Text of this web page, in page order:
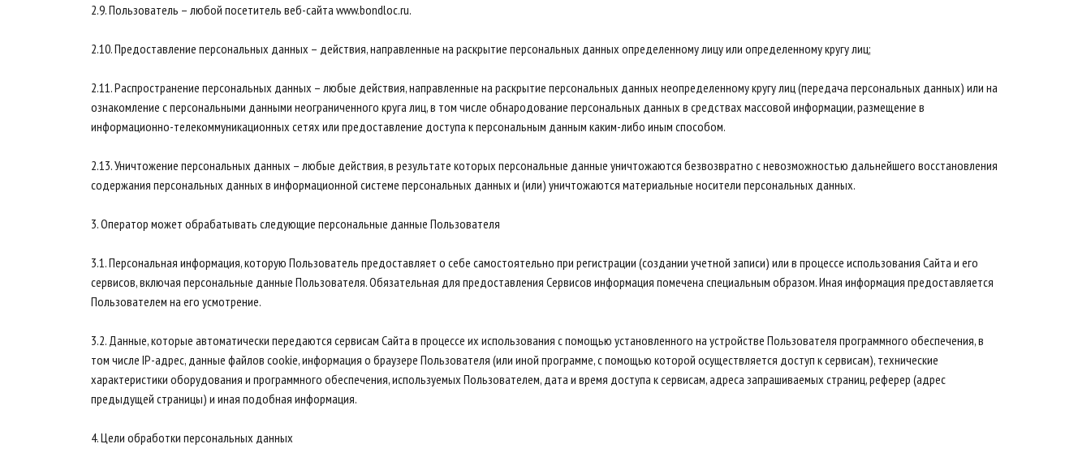
2.9. Пользователь – любой посетитель веб-сайта www.bondloc.ru.
2.10. Предоставление персональных данных – действия, направленные на раскрытие персональных данных определенному лицу или определенному кругу лиц;
2.11. Распространение персональных данных – любые действия, направленные на раскрытие персональных данных неопределенному кругу лиц (передача персональных данных) или на
ознакомление с персональными данными неограниченного круга лиц, в том числе обнародование персональных данных в средствах массовой информации, размещение в
информационно-телекоммуникационных сетях или предоставление доступа к персональным данным каким-либо иным способом.
2.13. Уничтожение персональных данных – любые действия, в результате которых персональные данные уничтожаются безвозвратно с невозможностью дальнейшего восстановления
содержания персональных данных в информационной системе персональных данных и (или) уничтожаются материальные носители персональных данных.
3. Оператор может обрабатывать следующие персональные данные Пользователя
3.1. Персональная информация, которую Пользователь предоставляет о себе самостоятельно при регистрации (создании учетной записи) или в процессе использования Сайта и его
сервисов, включая персональные данные Пользователя. Обязательная для предоставления Сервисов информация помечена специальным образом. Иная информация предоставляется
Пользователем на его усмотрение.
3.2. Данные, которые автоматически передаются сервисам Сайта в процессе их использования с помощью установленного на устройстве Пользователя программного обеспечения, в
том числе IP-адрес, данные файлов cookie, информация о браузере Пользователя (или иной программе, с помощью которой осуществляется доступ к сервисам), технические
характеристики оборудования и программного обеспечения, используемых Пользователем, дата и время доступа к сервисам, адреса запрашиваемых страниц, реферер (адрес
предыдущей страницы) и иная подобная информация.
4. Цели обработки персональных данных